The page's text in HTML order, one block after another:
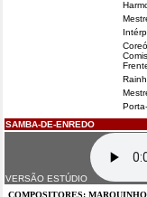
SAMBA-DE-ENREDO
VERSÃO ESTÚDIO
COMPOSITORES: